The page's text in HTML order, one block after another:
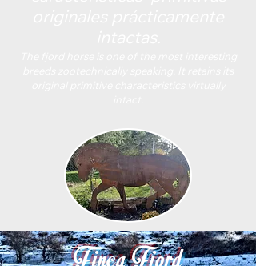
Finca Fjord